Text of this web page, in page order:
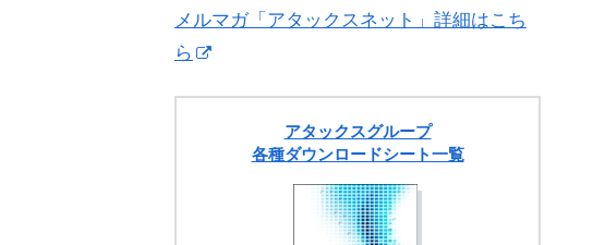
メルマガ「アタックスネット」詳細はこち
ら
アタックスグループ
各種ダウンロードシート一覧